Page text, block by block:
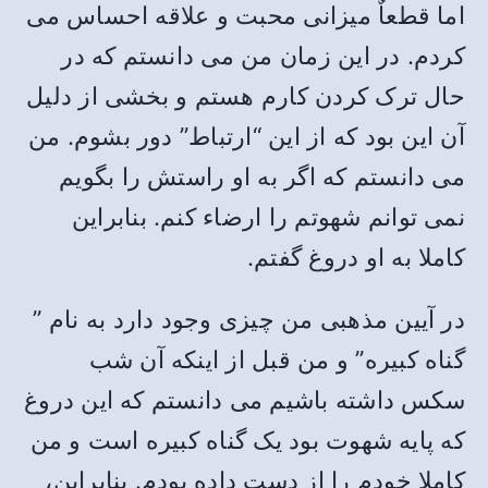
اما قطعاٌ میزانی محبت و علاقه احساس می
کردم. در این زمان من می دانستم که در
حال ترک کردن کارم هستم و بخشی از دلیل
آن این بود که از این “ارتباط” دور بشوم. من
می دانستم که اگر به او راستش را بگویم
نمی توانم شهوتم را ارضاء کنم. بنابراین
کاملا به او دروغ گفتم.
در آیین مذهبی من چیزی وجود دارد به نام ”
گناه کبیره” و من قبل از اینکه آن شب
سکس داشته باشیم می دانستم که این دروغ
که پایه شهوت بود یک گناه کبیره است و من
کاملا خودم را از دست داده بودم. بنابراین،